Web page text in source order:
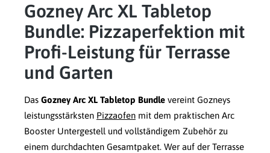
Gozney Arc XL Tabletop
Bundle: Pizzaperfektion mit
Profi-Leistung für Terrasse
und Garten
Das Gozney Arc XL Tabletop Bundle vereint Gozneys
leistungsstärksten Pizzaofen mit dem praktischen Arc
Booster Untergestell und vollständigem Zubehör zu
einem durchdachten Gesamtpaket. Wer auf der Terrasse